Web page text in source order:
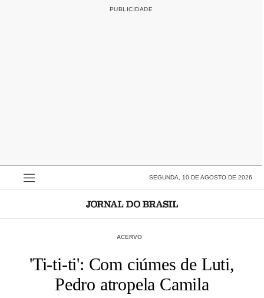
SEGUNDA, 10 DE AGOSTO DE 2026
ACERVO
'Ti-ti-ti': Com ciúmes de Luti,
Pedro atropela Camila